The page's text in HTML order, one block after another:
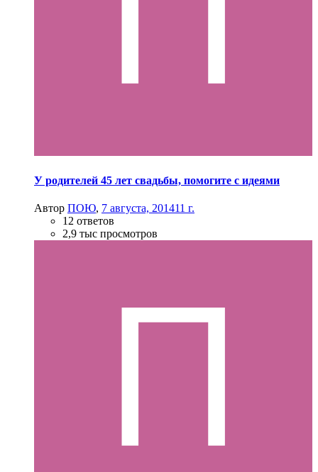
У родителей 45 лет свадьбы, помогите с идеями
Автор ПОЮ, 7 августа, 201411 г.
12 ответов
2,9 тыс просмотров